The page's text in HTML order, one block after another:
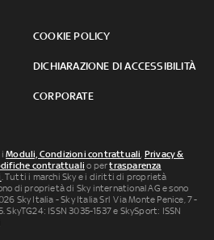
COOKIE POLICY
DICHIARAZIONE DI ACCESSIBILITÀ
CORPORATE
iModuli, Condizioni contrattuali Privacy &
contrattuali o pertrasparenza
. Tutti i marchi Sky e i diritti di proprietà
di proprietà di Sky international AG e sono
Sky Italia - Sky Italia Srl Via Monte Penice, 7 -
SkyTG24: ISSN 3035-1537 e SkySport: ISSN